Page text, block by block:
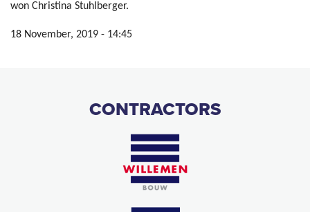
won Christina Stuhlberger.
18 November, 2019 - 14:45
CONTRACTORS